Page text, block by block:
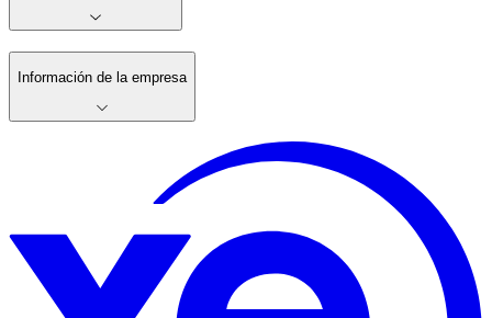
Información de la empresa